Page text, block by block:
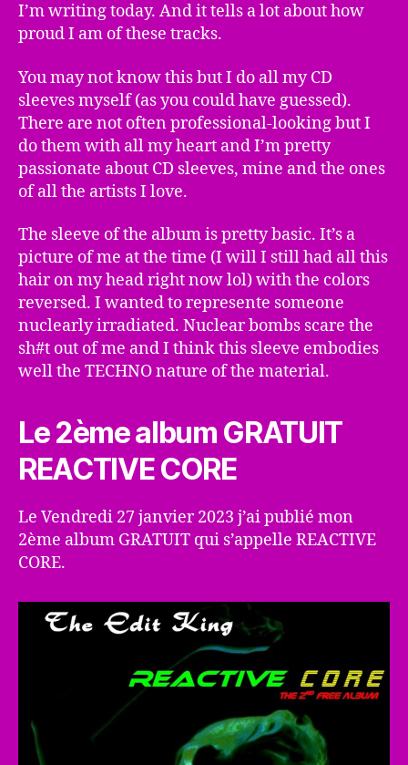
I’m writing today. And it tells a lot about how
proud I am of these tracks.
You may not know this but I do all my CD
sleeves myself (as you could have guessed).
There are not often professional-looking but I
do them with all my heart and I’m pretty
passionate about CD sleeves, mine and the ones
of all the artists I love.
The sleeve of the album is pretty basic. It’s a
picture of me at the time (I will I still had all this
hair on my head right now lol) with the colors
reversed. I wanted to represente someone
nuclearly irradiated. Nuclear bombs scare the
sh#t out of me and I think this sleeve embodies
well the TECHNO nature of the material.
Le 2ème album GRATUIT
REACTIVE CORE
Le Vendredi 27 janvier 2023 j’ai publié mon
2ème album GRATUIT qui s’appelle REACTIVE
CORE.